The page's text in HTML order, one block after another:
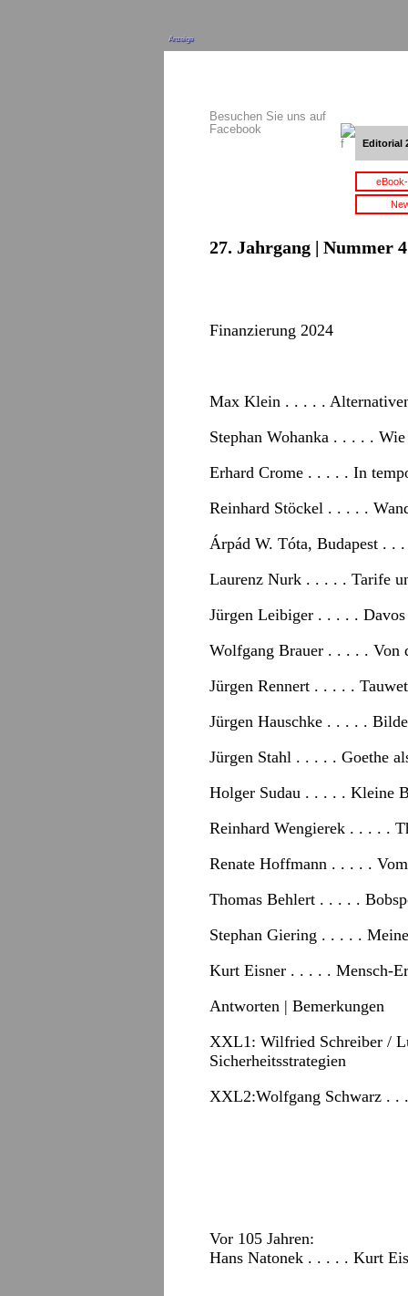
Anzeige
Besuchen Sie uns auf
Facebook
Editorial
27. Jahrgang | Nummer
Finanzierung 2024
Max Klein . . . . .
Stephan Wohanka . . . . .
Erhard Crome . . . . . In
Reinhard Stöckel . . . . .
Árpád W. Tóta, Budapest . .
Laurenz Nurk . . . . . Tarife
Jürgen Leibiger . . . . .
Wolfgang Brauer . . . . . Von
Jürgen Rennert . . . . .
Jürgen Hauschke . . . . .
Jürgen Stahl . . . . . Goethe
Holger Sudau . . . . . Kleine
Reinhard Wengierek . . . . .
Renate Hoffmann . . . . .
Thomas Behlert . . . . .
Stephan Giering . . . . .
Kurt Eisner . . . . . Mensch-
Antworten | Bemerkungen
XXL1: Wilfried Schreiber /
Sicherheitsstrategien
XXL2:Wolfgang Schwarz . .
Vor 105 Jahren:
Hans Natonek . . . . . Kurt